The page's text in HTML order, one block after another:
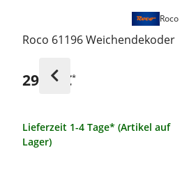
Roco 61196 Weichendekoder
29,49 €*
Lieferzeit 1-4 Tage* (Artikel auf
Lager)
Roco